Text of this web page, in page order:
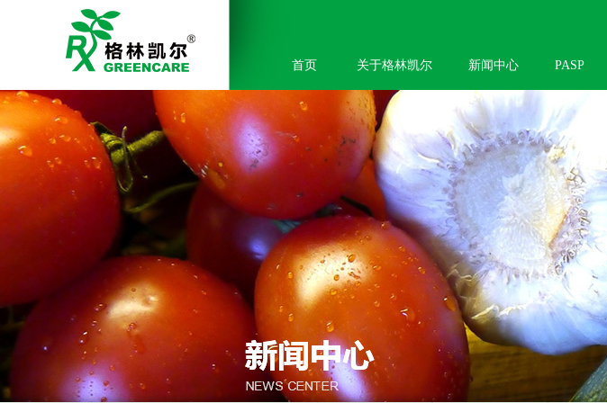
首页 关于格林凯尔 新闻中心 PASP